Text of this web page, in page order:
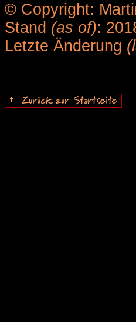
© Copyright:
Stand (as of):
Letzte Änderung